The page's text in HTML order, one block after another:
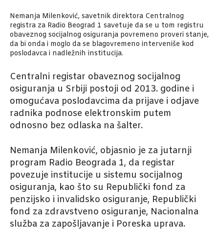
Nemanja Milenković, savetnik direktora Centralnog
registra za Radio Beograd 1 savetuje da se u tom registru
obaveznog socijalnog osiguranja povremeno proveri stanje,
da bi onda i moglo da se blagovremeno interveniše kod
poslodavca i nadležnih institucija.
Centralni registar obaveznog socijalnog
osiguranja u Srbiji postoji od 2013. godine i
omogućava poslodavcima da prijave i odjave
radnika podnose elektronskim putem
odnosno bez odlaska na šalter.
Nemanja Milenković, objasnio je za jutarnji
program Radio Beograda 1, da registar
povezuje institucije u sistemu socijalnog
osiguranja, kao što su Republički fond za
penzijsko i invalidsko osiguranje, Republički
fond za zdravstveno osiguranje, Nacionalna
služba za zapošljavanje i Poreska uprava.